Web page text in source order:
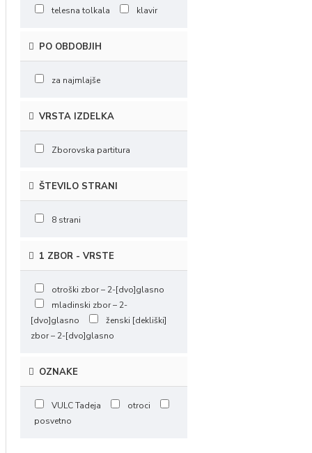
telesna tolkala klavir
PO OBDOBJIH
za najmlajše
VRSTA IZDELKA
Zborovska partitura
ŠTEVILO STRANI
8 strani
1 ZBOR - VRSTE
otroški zbor – 2-[dvo]glasno
mladinski zbor – 2-
[dvo]glasno
ženski [dekliški]
zbor – 2-[dvo]glasno
OZNAKE
VULC Tadeja
otroci
posvetno